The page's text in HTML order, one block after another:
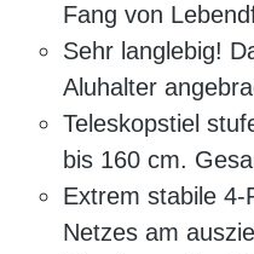
Fang von
Sehr langlebig!
Aluhalter
Teleskopstiel
bis 160 cm.
Extrem stabile
Netzes am